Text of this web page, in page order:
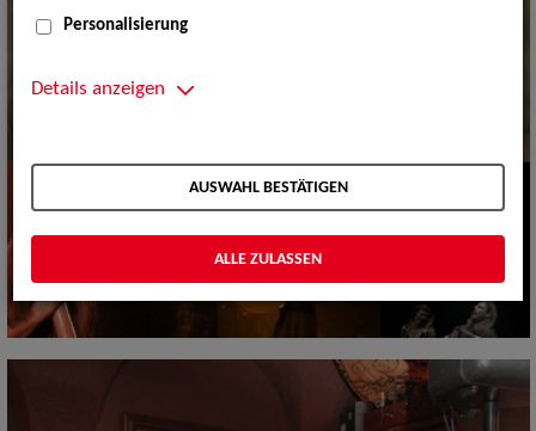
Personalisierung
Details anzeigen
AUSWAHL BESTÄTIGEN
ALLE ZULASSEN